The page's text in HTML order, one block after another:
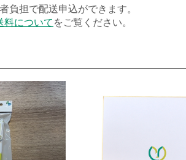
担で配送申込ができます。
料についてをご覧ください。